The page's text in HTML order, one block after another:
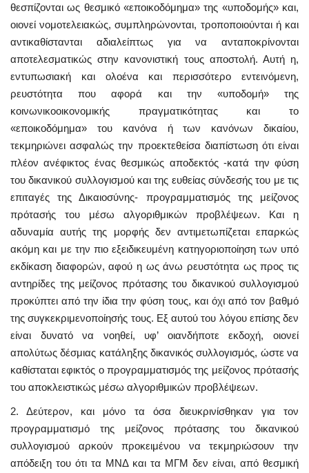
θεσπίζονται ως θεσμικό «εποικοδόμημα» της «υποδομής» και,
οιονεί νομοτελειακώς, συμπληρώνονται, τροποποιούνται ή και
αντικαθίστανται αδιαλείπτως για να ανταποκρίνονται
αποτελεσματικώς στην κανονιστική τους αποστολή. Αυτή η,
εντυπωσιακή και ολοένα και περισσότερο εντεινόμενη,
ρευστότητα που αφορά και την «υποδομή» της
κοινωνικοοικονομικής πραγματικότητας και το
«εποικοδόμημα» του κανόνα ή των κανόνων δικαίου,
τεκμηριώνει ασφαλώς την προεκτεθείσα διαπίστωση ότι είναι
πλέον ανέφικτος ένας θεσμικώς αποδεκτός -κατά την φύση
του δικανικού συλλογισμού και της ευθείας σύνδεσής του με τις
επιταγές της Δικαιοσύνης- προγραμματισμός της μείζονος
πρότασής του μέσω αλγοριθμικών προβλέψεων. Και η
αδυναμία αυτής της μορφής δεν αντιμετωπίζεται επαρκώς
ακόμη και με την πιο εξειδικευμένη κατηγοριοποίηση των υπό
εκδίκαση διαφορών, αφού η ως άνω ρευστότητα ως προς τις
αντηρίδες της μείζονος πρότασης του δικανικού συλλογισμού
προκύπτει από την ίδια την φύση τους, και όχι από τον βαθμό
της συγκεκριμενοποίησής τους. Εξ αυτού του λόγου επίσης δεν
είναι δυνατό να νοηθεί, υφ’ οιανδήποτε εκδοχή, οιονεί
απολύτως δέσμιας κατάληξης δικανικός συλλογισμός, ώστε να
καθίσταται εφικτός ο προγραμματισμός της μείζονος πρότασής
του αποκλειστικώς μέσω αλγοριθμικών προβλέψεων.
2. Δεύτερον, και μόνο τα όσα διευκρινίσθηκαν για τον
προγραμματισμό της μείζονος πρότασης του δικανικού
συλλογισμού αρκούν προκειμένου να τεκμηριώσουν την
απόδειξη του ότι τα ΜΝΔ και τα ΜΓΜ δεν είναι, από θεσμική